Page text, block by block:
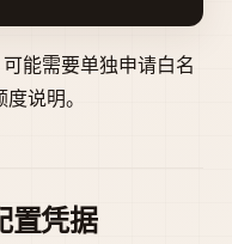
可能需要单独申请白名
说明。
置凭据